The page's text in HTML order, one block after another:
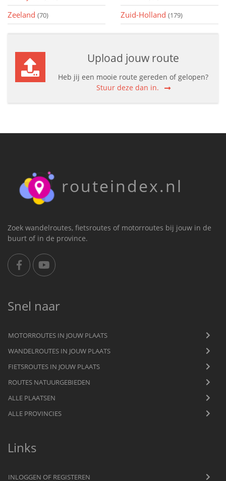
Zeeland (70) Zuid-Holland (179)
Upload jouw route
Heb jij een mooie route gereden of gelopen?
Stuur deze dan in.
routeindex.nl
Zoek wandelroutes, fietsroutes of motorroutes bij jouw in de
buurt of in de province.
Snel naar
MOTORROUTES IN JOUW PLAATS
WANDELROUTES IN JOUW PLAATS
FIETSROUTES IN JOUW PLAATS
ROUTES NATUURGEBIEDEN
ALLE PLAATSEN
ALLE PROVINCIES
Links
INLOGGEN OF REGISTEREN